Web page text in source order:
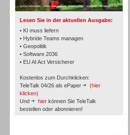
Lesen Sie in der aktuellen Ausgabe:
• KI muss liefern
• Hybride Teams managen
• Geopolitik
• Software 2036
• EU AI Act Versicherer
Kostenlos zum Durchklicken:
TeleTalk 04/26 als ePaper
(hier
klicken)
Und
hier können Sie TeleTalk
bestellen oder abonnieren!
Workforce-Management